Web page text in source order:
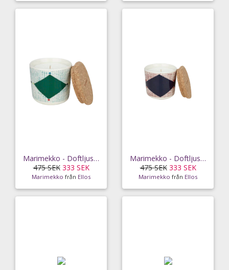
Marimekko - Doftljus Losange - Grön
475 SEK 333 SEK
Marimekko från Ellos
Marimekko - Doftljus Tomina - Grön
475 SEK 333 SEK
Marimekko från Ellos